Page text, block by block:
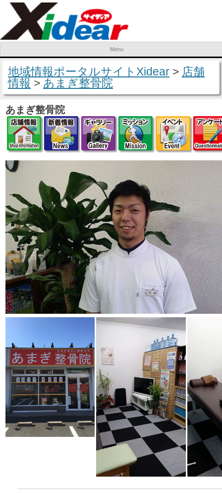
Menu
Skip to content
地域情報ポータルサイトXidear > 店舗
情報 > あまぎ整骨院
あまぎ整骨院
店舗情報新着情報ギャラリーミッション
イベ